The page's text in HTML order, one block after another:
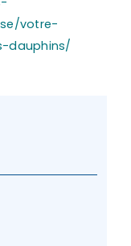
votre-
dauphins/